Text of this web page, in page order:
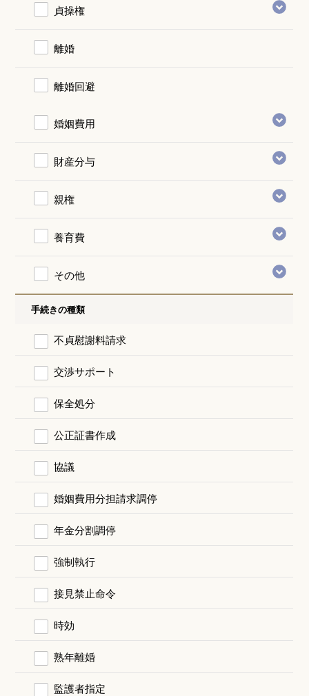
貞操権
離婚
離婚回避
婚姻費用
財産分与
親権
養育費
その他
手続きの種類
不貞慰謝料請求
交渉サポート
保全処分
公正証書作成
協議
婚姻費用分担請求調停
年金分割調停
強制執行
接見禁止命令
時効
熟年離婚
監護者指定